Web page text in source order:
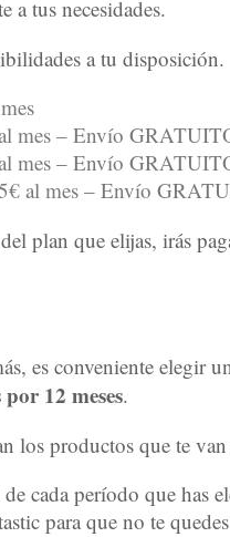
a tus necesidades.
a tu disposición.
mes – Envío
mes – Envío
al mes – Envío
plan que elijas, irás
es conveniente
12 meses.
los productos que te
cada período que has
para que no te